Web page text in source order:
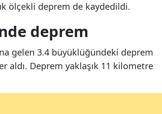
ölçekli deprem de kaydedildi.
deprem
gelen 3.4 büyüklüğündeki deprem
aldı. Deprem yaklaşık 11 kilometre